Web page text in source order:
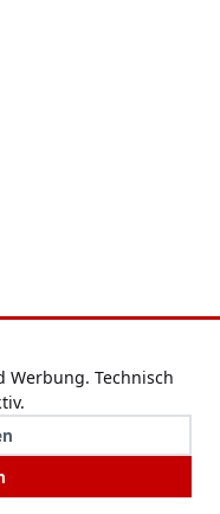
Werbung. Technisch